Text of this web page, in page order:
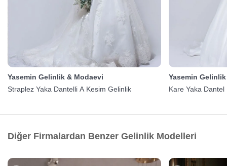
Yasemin Gelinlik & Modaevi
Straplez Yaka Dantelli A Kesim Gelinlik
Yasemin
Kare Yaka Dantel
Diğer Firmalardan Benzer Gelinlik Modelleri